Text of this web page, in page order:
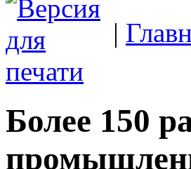
|
Более 150